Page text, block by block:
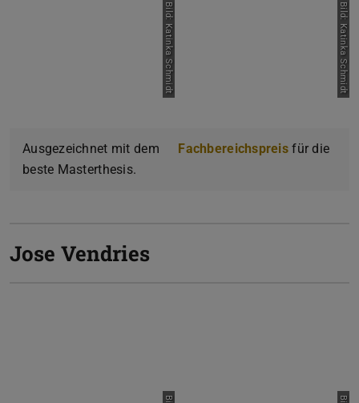
Bild: Katinka Schmidt
Bild: Katinka Schmidt
Ausgezeichnet mit dem Fachbereichspreis für die
beste Masterthesis.
Jose Vendries